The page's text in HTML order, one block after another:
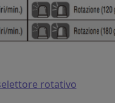
rotativo